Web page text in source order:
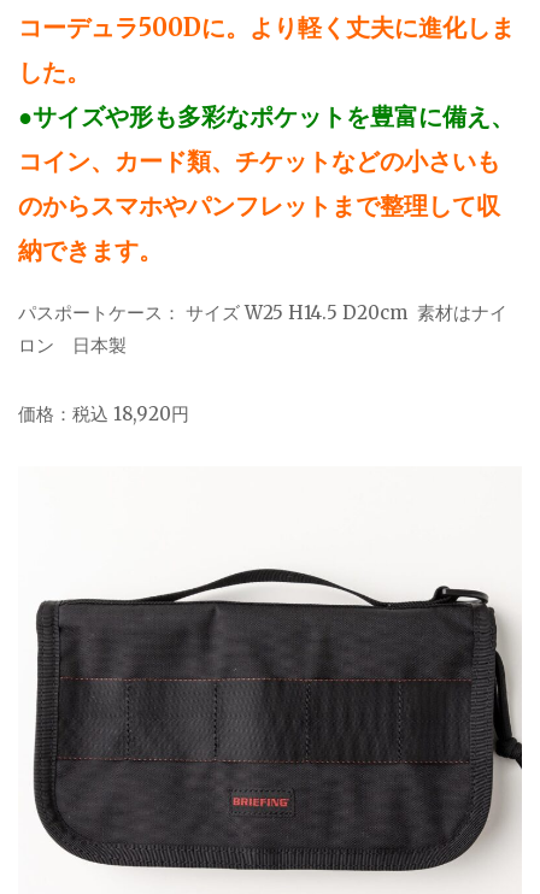
コーデュラ500Dに。より軽く丈夫に進化しま
した。
●サイズや形も多彩なポケットを豊富に備え、
コイン、カード類、チケットなどの小さいも
のからスマホやパンフレットまで整理して収
納できます。
パスポートケース： サイズ W25 H14.5 D20cm 素材はナイ
ロン 日本製
価格：税込 18,920円